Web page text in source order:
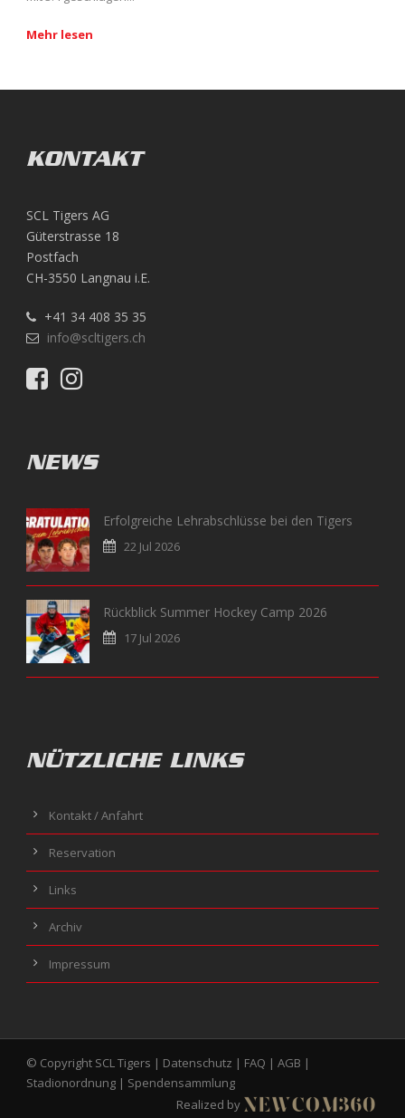
Mehr lesen
KONTAKT
SCL Tigers AG
Güterstrasse 18
Postfach
CH-3550 Langnau i.E.
+41 34 408 35 35
info@scltigers.ch
NEWS
Erfolgreiche Lehrabschlüsse bei den Tigers
22 Jul 2026
Rückblick Summer Hockey Camp 2026
17 Jul 2026
NÜTZLICHE LINKS
Kontakt / Anfahrt
Reservation
Links
Archiv
Impressum
© Copyright SCL Tigers | Datenschutz | FAQ | AGB |
Stadionordnung | Spendensammlung
Realized by